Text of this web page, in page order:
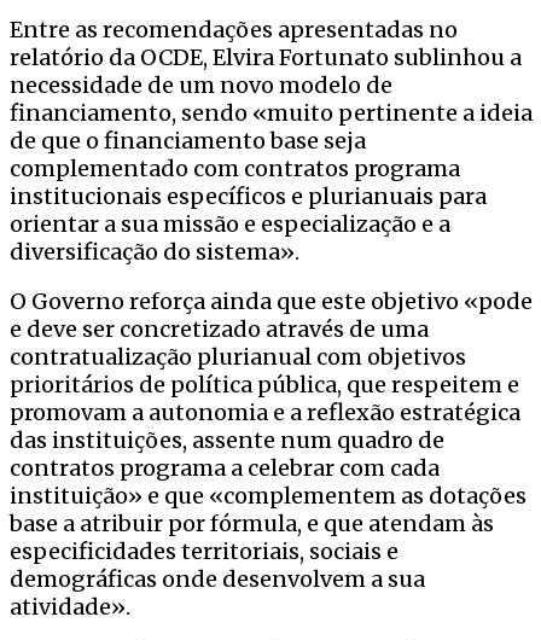
Entre as recomendações apresentadas no
relatório da OCDE, Elvira Fortunato sublinhou a
necessidade de um novo modelo de
financiamento, sendo «muito pertinente a ideia
de que o financiamento base seja
complementado com contratos programa
institucionais específicos e plurianuais para
orientar a sua missão e especialização e a
diversificação do sistema».
O Governo reforça ainda que este objetivo «pode
e deve ser concretizado através de uma
contratualização plurianual com objetivos
prioritários de política pública, que respeitem e
promovam a autonomia e a reflexão estratégica
das instituições, assente num quadro de
contratos programa a celebrar com cada
instituição» e que «complementem as dotações
base a atribuir por fórmula, e que atendam às
especificidades territoriais, sociais e
demográficas onde desenvolvem a sua
atividade».